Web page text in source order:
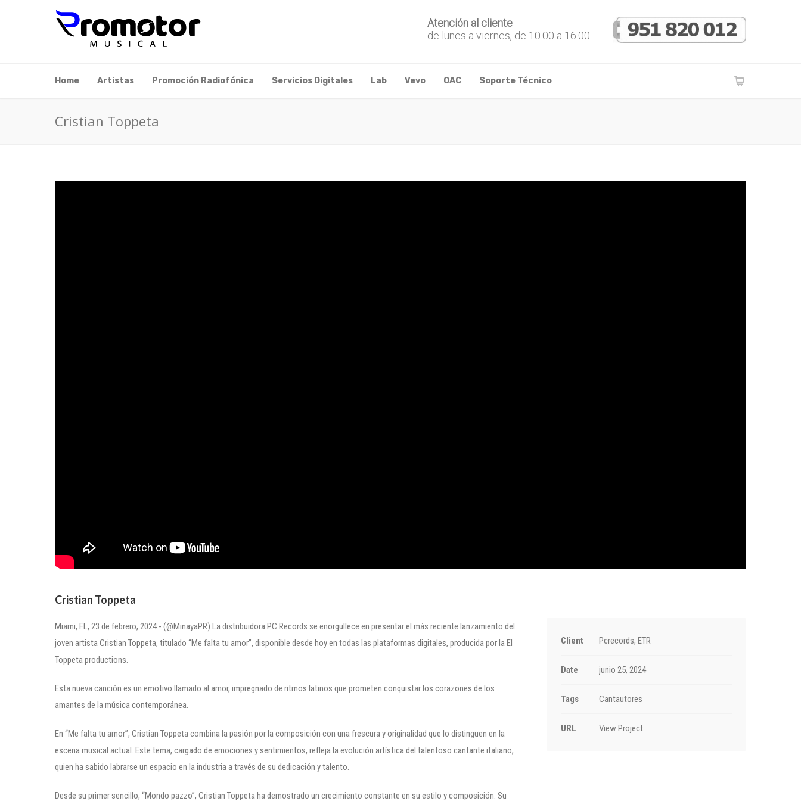
Atención al cliente
de lunes a viernes, de 10.00 a 16.00
Home Artistas Promoción Radiofónica Servicios Digitales Lab Vevo OAC Soporte Técnico
Cristian Toppeta
Cristian Toppeta
Miami, FL, 23 de febrero, 2024.- (@MinayaPR) La distribuidora PC Records se enorgullece en presentar el más reciente lanzamiento del
joven artista Cristian Toppeta, titulado “Me falta tu amor”, disponible desde hoy en todas las plataformas digitales, producida por la El
Toppeta productions.
Esta nueva canción es un emotivo llamado al amor, impregnado de ritmos latinos que prometen conquistar los corazones de los
amantes de la música contemporánea.
En “Me falta tu amor”, Cristian Toppeta combina la pasión por la composición con una frescura y originalidad que lo distinguen en la
escena musical actual. Este tema, cargado de emociones y sentimientos, refleja la evolución artística del talentoso cantante italiano,
quien ha sabido labrarse un espacio en la industria a través de su dedicación y talento.
Desde su primer sencillo, “Mondo pazzo”, Cristian Toppeta ha demostrado un crecimiento constante en su estilo y composición. Su
Client Pcrecords, ETR
Date junio 25, 2024
Tags Cantautores
URL View Project